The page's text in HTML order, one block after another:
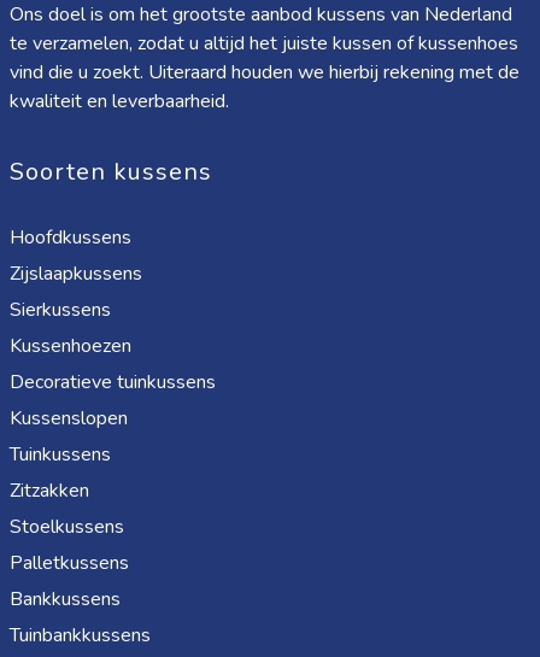
Ons doel is om het grootste aanbod kussens van Nederland
te verzamelen, zodat u altijd het juiste kussen of kussenhoes
vind die u zoekt. Uiteraard houden we hierbij rekening met de
kwaliteit en leverbaarheid.
Soorten kussens
Hoofdkussens
Zijslaapkussens
Sierkussens
Kussenhoezen
Decoratieve tuinkussens
Kussenslopen
Tuinkussens
Zitzakken
Stoelkussens
Palletkussens
Bankkussens
Tuinbankkussens